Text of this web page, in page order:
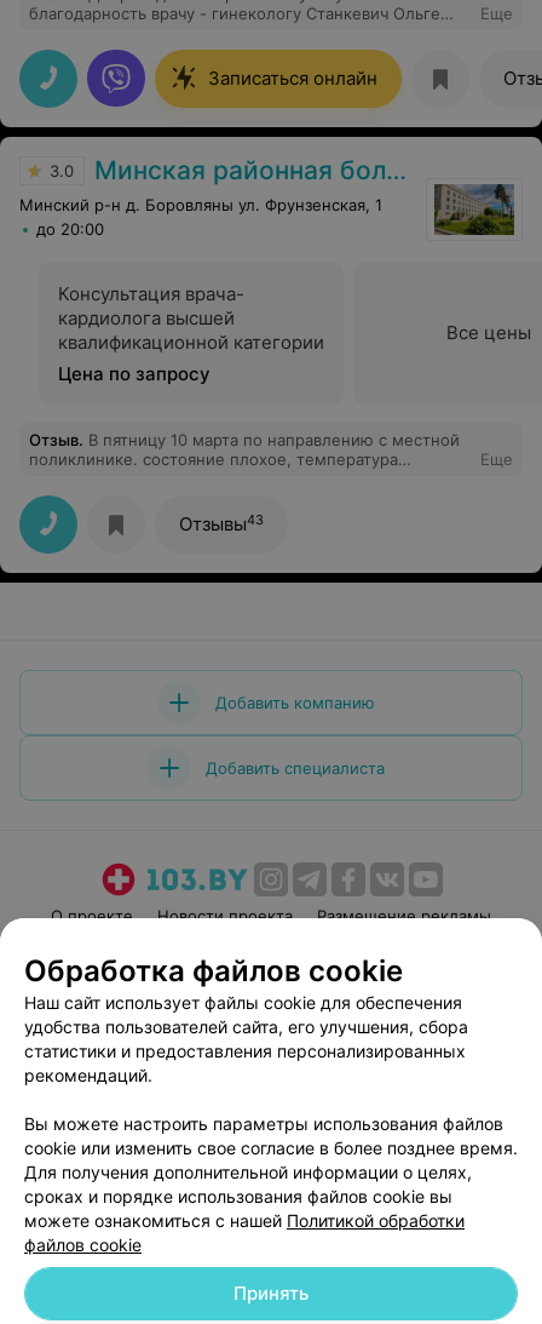
благодарность врачу - гинекологу Станкевич Ольге
City)". Спасибо вам огромное за ваше внимание,
тактичность, радушие и, конечно, профессионализм! К
вам всегда приятно приходить, как на приём, так и на
консультацию. Пусть работа вливает в вас новые силы
и энергию, а также приносит вам ту отдачу, которую
жизни приносил новые поводы для гордости, радости
и счастья! Крепкого вам здоровья и благополучия!
Еще
Записаться онлайн
3.0 Минская районная больница
Минский р-н д. Боровляны ул. Фрунзенская, 1
до 20:00
Консультация врача-
кардиолога высшей
квалификационной категории
Цена по запросу
Все цены
Отзыв. В пятницу 10 марта по направлению с местной
поликлинике. состояние плохое, температура
09.03.2023 сдавали анализ крови в 37 поликлинике
Минска СОЭ 49, болит в груди дышать тяжело. Диагноз
не установлен. В больницу не положили, сказали
здорова. В приемном отделении взяли анализ крови
без СОЭ - это как? отношение к больным плохое!!! Что
Еще
Отзывы43
Добавить компанию
Добавить специалиста
О проекте Новости проекта
Размещение рекламы
Пользовательское соглашение
Способы оплаты
Вакансии
Партнеры
Написать руководителю 103.by
Персональные настройки cookie
Обработка персональных данных
© 2026 ООО «Артокс Лаб», УНП 191700409| 220012, Республика Беларусь,
Обработка файлов cookie
Наш сайт использует файлы cookie для обеспечения
удобства пользователей сайта, его улучшения, сбора
статистики и предоставления персонализированных
рекомендаций.
Вы можете настроить параметры использования файлов
cookie или изменить свое согласие в более позднее время.
Для получения дополнительной информации о целях,
сроках и порядке использования файлов cookie вы
можете ознакомиться с нашей Политикой обработки
файлов cookie
Принять